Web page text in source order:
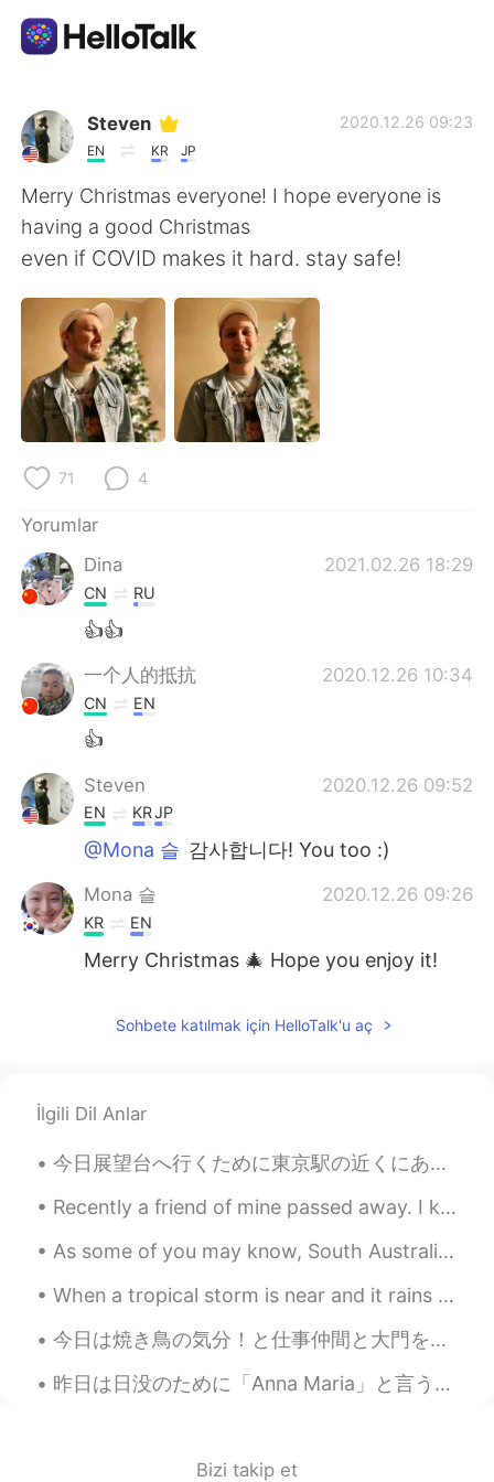
Dil Değişimi Uygulaması
AI Grammar Checker
Türkçe
English 简体中文
繁體中文 Español
العربية Français
한국어
ไทย
Italiano
Português
Steven
EN KR JP
2020.12.26 09:23
Merry Christmas everyone! I hope everyone is
having a good Christmas
even if COVID makes it hard. stay safe!
71 4
Yorumlar
Dina
2021.02.26 18:29
CN RU
👍👍
一个人的抵抗 2020.12.26 10:34
CN EN
👍
Steven 2020.12.26 09:52
EN KRJP
@Mona 슬 감사합니다! You too :)
Mona 슬 2020.12.26 09:26
KR EN
Merry Christmas 🎄 Hope you enjoy it!
Sohbete katılmak için HelloTalk'u aç
İlgili Dil Anlar
今日展望台へ行くために東京駅の近くにあるビルに３軒入ってみました。😊新丸の内ビルの7階に素敵なテラスがありました。🌳☕️🏙それから、隣の丸の内ビルに入ったけど、展望台が閉まっていました。🤔最後に...
Recently a friend of mine passed away. I knew him since highschool, and to see that he passed awa...
As some of you may know, South Australia is in a lockdown due to the sudden increase of covid tra...
When a tropical storm is near and it rains most of the day, I like to bake. I don’t ever eat the...
今日は焼き鳥の気分！と仕事仲間と大門を散歩中、ちょっとびっくりしたのぼりです。 「う…ん…」💩と声に出して読んでしまい、隣を歩いていた同僚女性に聞こえてしまいました。 私に汚い心があるのでしょ...
昨日は日没のために「Anna Maria」と言う海辺に行きました。雨が降ってたから日没があまり見えなかった。それでも、色々な面白いことが撮れました。子供の頃から写真を撮ってたけど昨日まで、稲妻の...
Bizi takip et